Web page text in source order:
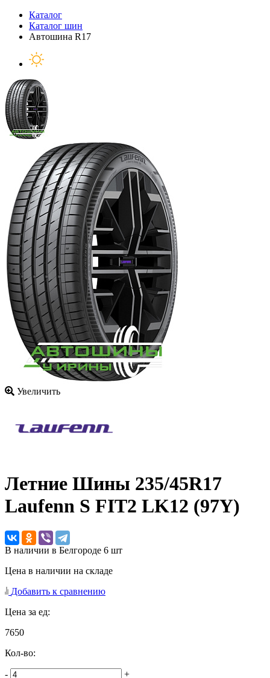
Каталог
Каталог шин
Автошина R17
Увеличить
Летние Шины 235/45R17
Laufenn S FIT2 LK12 (97Y)
В наличии в Белгороде 6 шт
Цена в наличии на складе
Добавить к сравнению
Цена за ед:
7650
Кол-во:
- +